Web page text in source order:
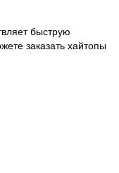
быструю
заказать хайтопы